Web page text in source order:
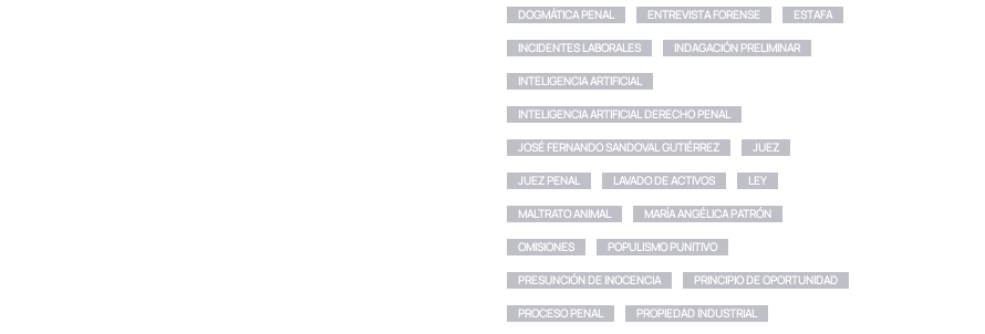
DOGMÁTICA PENAL ENTREVISTA FORENSE ESTAFA
INCIDENTES LABORALES INDAGACIÓN PRELIMINAR
INTELIGENCIA ARTIFICIAL
INTELIGENCIA ARTIFICIAL DERECHO PENAL
JOSÉ FERNANDO SANDOVAL GUTIÉRREZ JUEZ
JUEZ PENAL LAVADO DE ACTIVOS LEY
MALTRATO ANIMAL MARÍA ANGÉLICA PATRÓN
OMISIONES POPULISMO PUNITIVO
PRESUNCIÓN DE INOCENCIA PRINCIPIO DE OPORTUNIDAD
PROCESO PENAL PROPIEDAD INDUSTRIAL